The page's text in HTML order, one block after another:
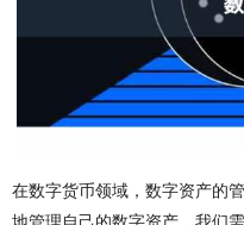
在数字货币领域，数字资产的
地管理自己的数字资产，我们